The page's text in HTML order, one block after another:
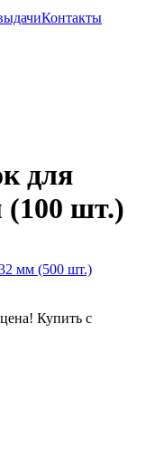
Контакты
для
шт.)
Купить с